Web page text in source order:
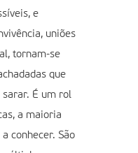
e
uniões
tornam-se
que
É um rol
a maioria
conhecer. São